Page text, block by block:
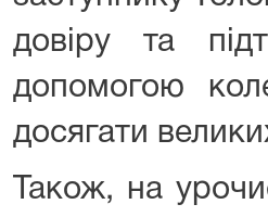
довіру та
допомогою
досягати
Також, на